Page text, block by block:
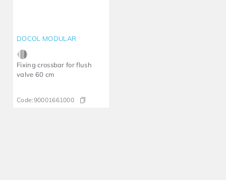
DOCOL MODULAR
Fixing crossbar for flush
valve 60 cm
Code:90001661000